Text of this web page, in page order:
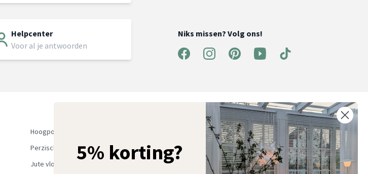
Helpcenter
Voor al je antwoorden
Niks missen? Volg ons!
Hoogpolig vloerkleed
Perzisch tapijt
Jute vloerkleed
Ontvang 5% korting op je eerste bestelling
Schrijf je in voor onze nieuwsbrief en ontvang als eerste nieuwe
wooninspiratie, collecties en aanbiedingen
5% korting?